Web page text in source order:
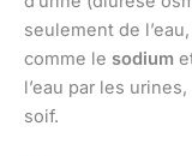
seulement de
comme le sodium
l’eau par les
soif.